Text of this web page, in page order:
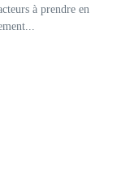
à prendre en